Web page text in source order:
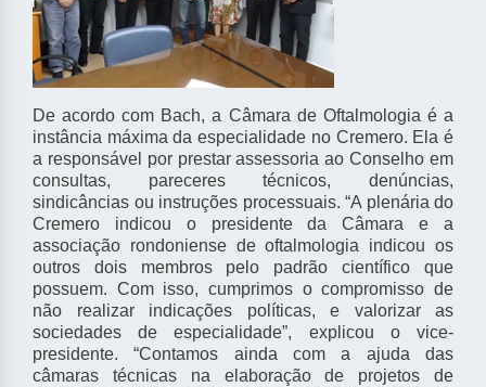
De acordo com Bach, a Câmara de Oftalmologia é a
instância máxima da especialidade no Cremero. Ela é
a responsável por prestar assessoria ao Conselho em
consultas, pareceres técnicos, denúncias,
sindicâncias ou instruções processuais. “A plenária do
Cremero indicou o presidente da Câmara e a
associação rondoniense de oftalmologia indicou os
outros dois membros pelo padrão científico que
possuem. Com isso, cumprimos o compromisso de
não realizar indicações políticas, e valorizar as
sociedades de especialidade”, explicou o vice-
presidente. “Contamos ainda com a ajuda das
câmaras técnicas na elaboração de projetos de